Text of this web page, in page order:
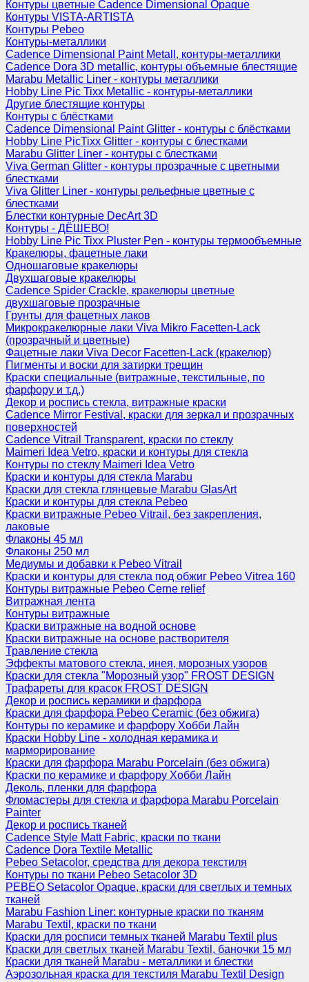
Контуры цветные Cadence Dimensional Opaque
Контуры VISTA-ARTISTA
Контуры Pebeo
Контуры-металлики
Cadence Dimensional Paint Metall, контуры-металлики
Cadence Dora 3D metallic, контуры объемные блестящие
Marabu Metallic Liner - контуры металлики
Hobby Line Pic Tixx Metallic - контуры-металлики
Другие блестящие контуры
Контуры с блёстками
Cadence Dimensional Paint Glitter - контуры с блёстками
Hobby Line PicTixx Glitter - контуры с блестками
Marabu Glitter Liner - контуры с блестками
Viva German Glitter - контуры прозрачные с цветными
блестками
Viva Glitter Liner - контуры рельефные цветные с
блестками
Блестки контурные DecArt 3D
Контуры - ДЁШЕВО!
Hobby Line Pic Tixx Pluster Pen - контуры термообъемные
Кракелюры, фацетные лаки
Одношаговые кракелюры
Двухшаговые кракелюры
Cadence Spider Crackle, кракелюры цветные
двухшаговые прозрачные
Грунты для фацетных лаков
Микрокракелюрные лаки Viva Mikro Facetten-Lack
(прозрачный и цветные)
Фацетные лаки Viva Decor Facetten-Lack (кракелюр)
Пигменты и воски для затирки трещин
Краски специальные (витражные, текстильные, по
фарфору и т.д.)
Декор и роспись стекла, витражные краски
Cadence Mirror Festival, краски для зеркал и прозрачных
поверхностей
Cadence Vitrail Transparent, краски по стеклу
Maimeri Idea Vetro, краски и контуры для стекла
Контуры по стеклу Maimeri Idea Vetro
Краски и контуры для стекла Marabu
Краски для стекла глянцевые Marabu GlasArt
Краски и контуры для стекла Pebeo
Краски витражные Pebeo Vitrail, без закрепления,
лаковые
Флаконы 45 мл
Флаконы 250 мл
Медиумы и добавки к Pebeo Vitrail
Краски и контуры для стекла под обжиг Pebeo Vitrea 160
Контуры витражные Pebeo Cerne relief
Витражная лента
Контуры витражные
Краски витражные на водной основе
Краски витражные на основе растворителя
Травление стекла
Эффекты матового стекла, инея, морозных узоров
Краски для стекла "Морозный узор" FROST DESIGN
Трафареты для красок FROST DESIGN
Декор и роспись керамики и фарфора
Краски для фарфора Pebeo Ceramic (без обжига)
Контуры по керамике и фарфору Хобби Лайн
Краски Hobby Line - холодная керамика и
марморирование
Краски для фарфора Marabu Porcelain (без обжига)
Краски по керамике и фарфору Хобби Лайн
Деколь, пленки для фарфора
Фломастеры для стекла и фарфора Marabu Porcelain
Painter
Декор и роспись тканей
Cadence Style Matt Fabric, краски по ткани
Cadence Dora Textile Metallic
Pebeo Setacolor, средства для декора текстиля
Контуры по ткани Pebeo Setacolor 3D
PEBEO Setacolor Opaque, краски для светлых и темных
тканей
Marabu Fashion Liner: контурные краски по тканям
Marabu Textil, краски по ткани
Краски для росписи темных тканей Marabu Textil plus
Краски для светлых тканей Marabu Textil, баночки 15 мл
Краски для тканей Marabu - металлики и блестки
Аэрозольная краска для текстиля Marabu Textil Design